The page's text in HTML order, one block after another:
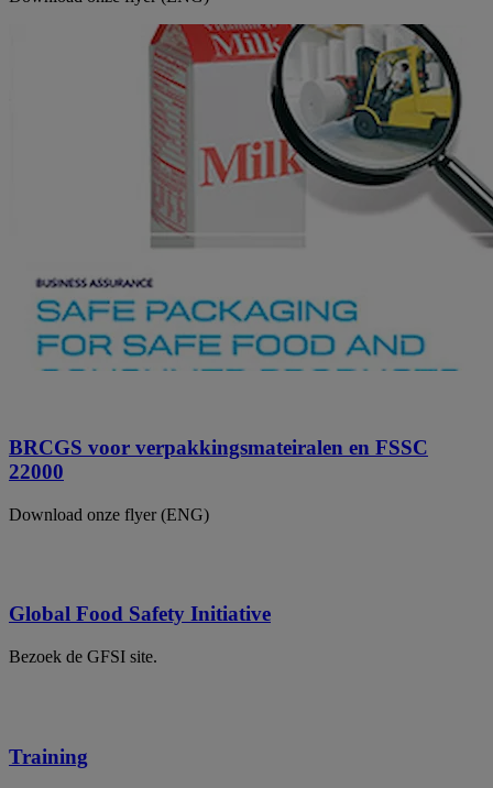
BRCGS voor verpakkingsmateiralen en FSSC
22000
Download onze flyer (ENG)
Global Food Safety Initiative
Bezoek de GFSI site.
Training